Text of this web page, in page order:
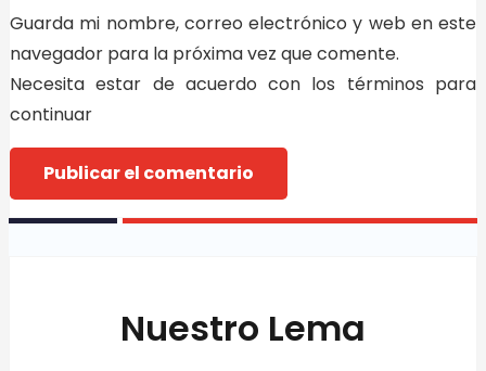
Guarda mi nombre, correo electrónico y web en este
navegador para la próxima vez que comente.
Necesita estar de acuerdo con los términos para
continuar
Publicar el comentario
Nuestro Lema